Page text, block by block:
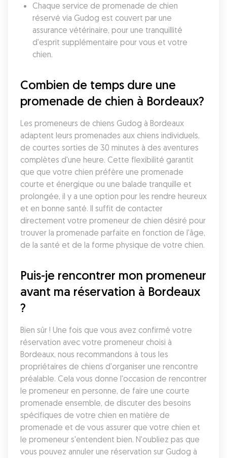
Chaque service de promenade de chien
réservé via Gudog est couvert par une
assurance vétérinaire, pour une tranquillité
d'esprit supplémentaire pour vous et votre
chien.
Combien de temps dure une
promenade de chien à Bordeaux?
Les promeneurs de chiens Gudog à Bordeaux
adaptent leurs promenades aux chiens individuels,
de courtes sorties de 30 minutes à des aventures
complètes d'une heure. Cette flexibilité garantit
que que votre chien préfère une promenade
courte et énergique ou une balade tranquille et
prolongée, il y a une option pour les rendre heureux
et en bonne santé. Il suffit de contacter
directement votre promeneur de chien désiré pour
trouver la promenade parfaite en fonction de l'âge,
de la santé et de la forme physique de votre chien.
Puis-je rencontrer mon promeneur
avant ma réservation à Bordeaux
?
Bien sûr ! Une fois que vous avez confirmé votre
réservation avec votre promeneur choisi à
Bordeaux, nous recommandons à tous les
propriétaires de chiens d'organiser une rencontre
préalable. Cela vous donne l'occasion de rencontrer
le promeneur en personne, de faire une courte
promenade ensemble, de discuter des besoins
spécifiques de votre chien en matière de
promenade et de vous assurer que votre chien et
le promeneur s'entendent bien. N'oubliez pas que
vous pouvez annuler une réservation sur Gudog à